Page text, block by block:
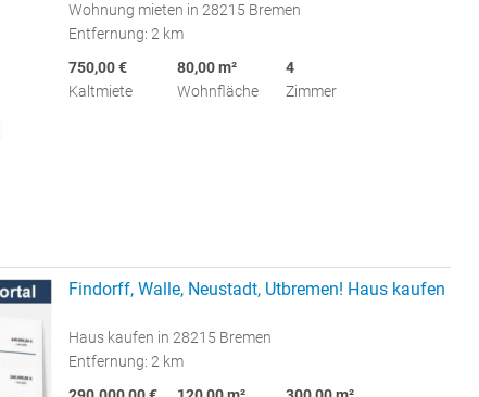
Wohnung mieten in 28215 Bremen
Entfernung: 2 km
750,00 €
Kaltmiete
80,00 m²
Wohnfläche
4
Zimmer
Findorff, Walle, Neustadt, Utbremen! Haus kaufen
Haus kaufen in 28215 Bremen
Entfernung: 2 km